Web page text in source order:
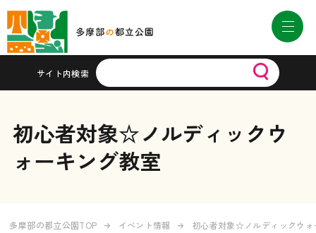
サイト内検索
初心者対象☆ノルディックウ
ォーキング教室
多摩部の都立公園TOP イベント情報 初心者対象☆ノルディックウ